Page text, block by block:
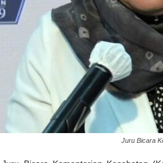
Juru Bicara